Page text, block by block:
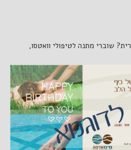
שוברי מתנה לטיפולי וואטסו,